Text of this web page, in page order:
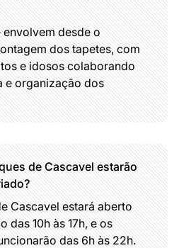
desde o
dos tapetes, com
e idosos colaborando
e organização dos
de Cascavel estarão
Cascavel estará aberto
das 10h às 17h, e os
das 6h às 22h.